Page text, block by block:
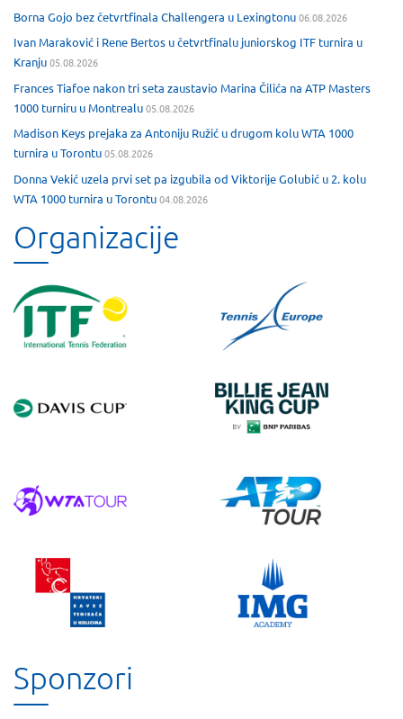
Borna Gojo bez četvrtfinala Challengera u Lexingtonu06.08.2026
Ivan Maraković i Rene Bertos u četvrtfinalu juniorskog ITF turnira u
Kranju05.08.2026
Frances Tiafoe nakon tri seta zaustavio Marina Čilića na ATP Masters
1000 turniru u Montrealu05.08.2026
Madison Keys prejaka za Antoniju Ružić u drugom kolu WTA 1000
turnira u Torontu05.08.2026
Donna Vekić uzela prvi set pa izgubila od Viktorije Golubić u 2. kolu
WTA 1000 turnira u Torontu04.08.2026
Organizacije
Sponzori